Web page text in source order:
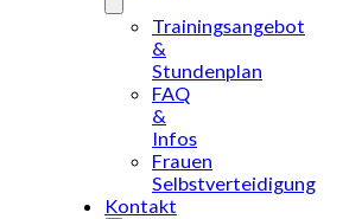
Trainingsangebot
&
Stundenplan
FAQ
&
Infos
Frauen
Selbstverteidigung
Kontakt